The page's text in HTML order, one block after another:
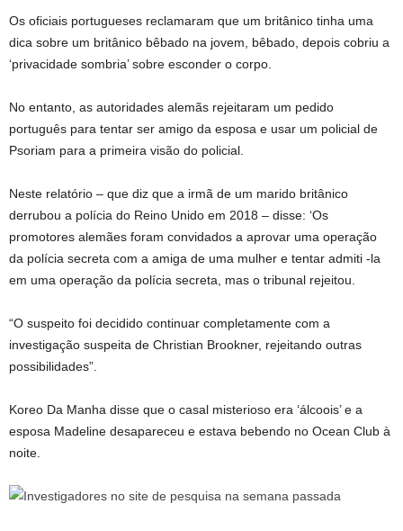
Os oficiais portugueses reclamaram que um britânico tinha uma
dica sobre um britânico bêbado na jovem, bêbado, depois cobriu a
‘privacidade sombria’ sobre esconder o corpo.
No entanto, as autoridades alemãs rejeitaram um pedido
português para tentar ser amigo da esposa e usar um policial de
Psoriam para a primeira visão do policial.
Neste relatório – que diz que a irmã de um marido britânico
derrubou a polícia do Reino Unido em 2018 – disse: ‘Os
promotores alemães foram convidados a aprovar uma operação
da polícia secreta com a amiga de uma mulher e tentar admiti -la
em uma operação da polícia secreta, mas o tribunal rejeitou.
“O suspeito foi decidido continuar completamente com a
investigação suspeita de Christian Brookner, rejeitando outras
possibilidades”.
Koreo Da Manha disse que o casal misterioso era ‘álcoois’ e a
esposa Madeline desapareceu e estava bebendo no Ocean Club à
noite.